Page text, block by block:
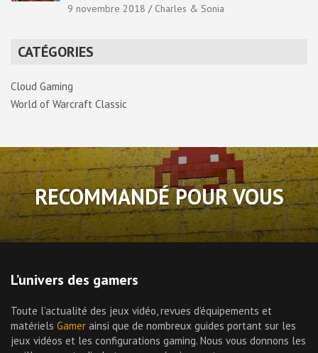
9 novembre 2018 Charles & Sonia
CATÉGORIES
Cloud Gaming
World of Warcraft Classic
RECOMMANDÉ POUR VOUS
L’univers des gamers
Toute l’actualité des jeux vidéo, revues d’équipements et
matériels Gamer ainsi que de nombreux guides portant sur les
jeux vidéos et les configurations gaming. Nous vous donnons les